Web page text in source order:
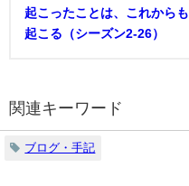
起こったことは、これからも
起こる（シーズン2-26）
関連キーワード
ブログ・手記